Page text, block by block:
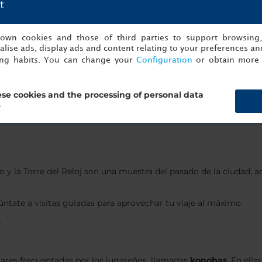
espectaculares. Si te alojas en un hotel cercano al
locales y el arte moderno de la Galería Dante Marino
el más antiguo de Croacia. Recorre los
y la Torre del Reloj son una muestra del pasado de la ciudad,
a visitas guiadas para aprovechar tu viaje al máximo.
cookies and those of third parties to support
ads, display ads and content relating to your preferences
habits. You can change your Configuration or obtain
cookies and the processing of personal data